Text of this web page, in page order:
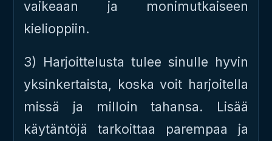
vaikeaan ja monimutkaiseen
kielioppiin.
3) Harjoittelusta tulee sinulle hyvin
yksinkertaista, koska voit harjoitella
missä ja milloin tahansa. Lisää
käytäntöjä tarkoittaa parempaa ja